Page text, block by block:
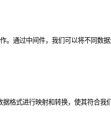
。通过中间件，我们可以将不同数
格式进行映射和转换，使其符合我